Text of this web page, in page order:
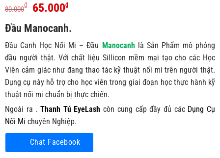
80.000₫
Giá
là:
80.000₫.
65.000₫Giá
tại
là:
65.000₫.
Đầu Manocanh.
Đầu Canh Học Nối Mi – Đầu Manocanh là Sản Phẩm mô phỏng
đầu người thật. Với chất liệu Sillicon mềm mại tạo cho các Học
Viên cảm giác như đang thao tác kỹ thuật nối mi trên người thật.
Dụng cụ này hỗ trợ cho học viên trong giai đoạn học thực hành kỹ
thuật nối mi chuẩn bị thực chiến.
Ngoài ra .Thanh Tú EyeLash còn cung cấp đầy đủ các Dụng Cụ
Nối Mi chuyên Nghiệp.
Chat Facebook